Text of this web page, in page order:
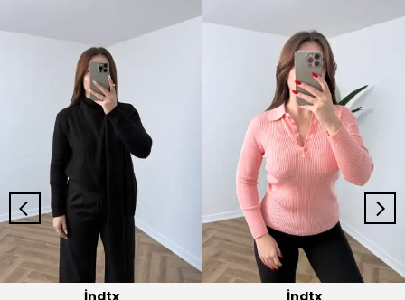
İndtx
Yeni Sezon Atkılı Kazak
İndtx
Yeni Sezon Fitilli Polo Yaka Kazak